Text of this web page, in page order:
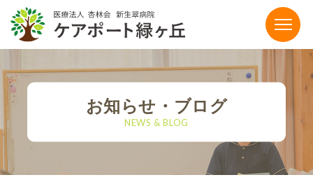
お知らせ・ブログ
NEWS & BLOG
〒864-0041 熊本県荒尾市荒尾4186-15
0968-65-5111
【お電話受付時間】平日9:00〜17:00